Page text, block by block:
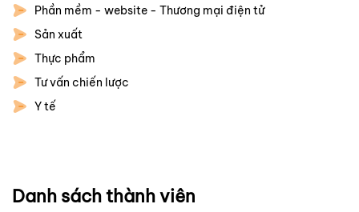
Phần mềm - website - Thương mại điện tử
Sản xuất
Thực phẩm
Tư vấn chiến lược
Y tế
Danh sách thành viên